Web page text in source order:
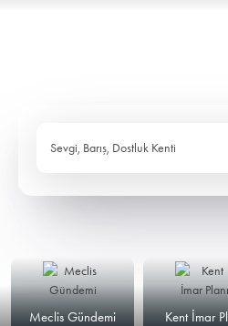
Sevgi, Barış, Dostluk Kenti
Meclis Gündemi
Kent İmar